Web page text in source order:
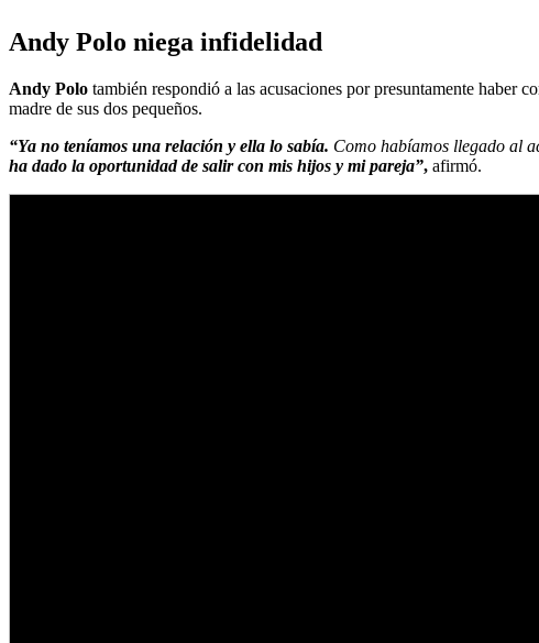
Andy Polo niega infidelidad
Andy Polo también respondió a las acusaciones por presuntamente haber
madre de sus dos pequeños.
“Ya no teníamos una relación y ella lo sabía. Como habíamos llegado al
ha dado la oportunidad de salir con mis hijos y mi pareja”, afirmó.